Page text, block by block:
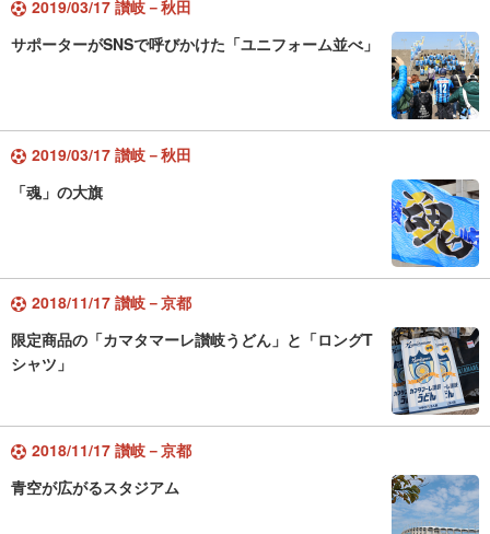
2019/03/17 讃岐－秋田
サポーターがSNSで呼びかけた「ユニフォーム並べ」
2019/03/17 讃岐－秋田
「魂」の大旗
2018/11/17 讃岐－京都
限定商品の「カマタマーレ讃岐うどん」と「ロングT
シャツ」
2018/11/17 讃岐－京都
青空が広がるスタジアム